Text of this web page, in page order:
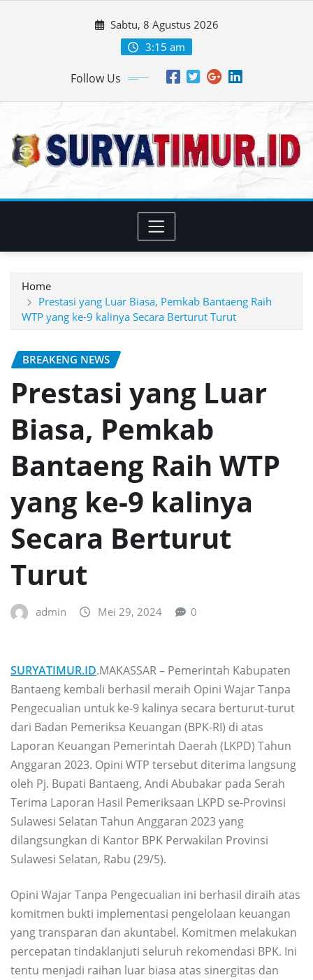
Sabtu, 8 Agustus 2026
3:15 am
Follow Us
Home
Prestasi yang Luar Biasa, Pemkab Bantaeng Raih
WTP yang ke-9 kalinya Secara Berturut Turut
BREAKENG NEWS
Prestasi yang Luar
Biasa, Pemkab
Bantaeng Raih WTP
yang ke-9 kalinya
Secara Berturut
Turut
admin Mei 29, 2024 0
SURYATIMUR.ID.MAKASSAR – Pemerintah Kabupaten
Bantaeng kembali berhasil meraih Opini Wajar Tanpa
Pengecualian untuk ke-9 kalinya secara berturut-turut
dari Badan Pemeriksa Keuangan (BPK-RI) di atas
Laporan Keuangan Pemerintah Daerah (LKPD) Tahun
Anggaran 2023. Opini WTP tersebut diterima langsung
oleh Pj. Bupati Bantaeng, Andi Abubakar pada Serah
Terima Laporan Hasil Pemeriksaan LKPD se-Provinsi
Sulawesi Selatan Tahun Anggaran 2023 yang
dilangsungkan di Kantor BPK Perwakilan Provinsi
Sulawesi Selatan, Rabu (29/5).
Opini Wajar Tanpa Pengecualian ini berhasil diraih atas
komitmen bukti implementasi pengelolaan keuangan
yang transparan dan akuntabel. Komitmen melakukan
percepatan tindaklanjuti seluruh rekomendasi BPK. Ini
tentu menjadi raihan luar biasa atas sinergitas dan